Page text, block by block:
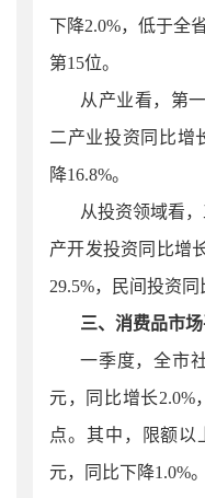
下降2.0%，低于全
第15位。
从产业看，第
二产业投资同比增
降16.8%。
从投资领域看，
产开发投资同比增
29.5%，
民间投资同
三、消费品市
一季度，全市
元，
同比增长2.0%
点。其中，限额以
元，同比下降1.0%。